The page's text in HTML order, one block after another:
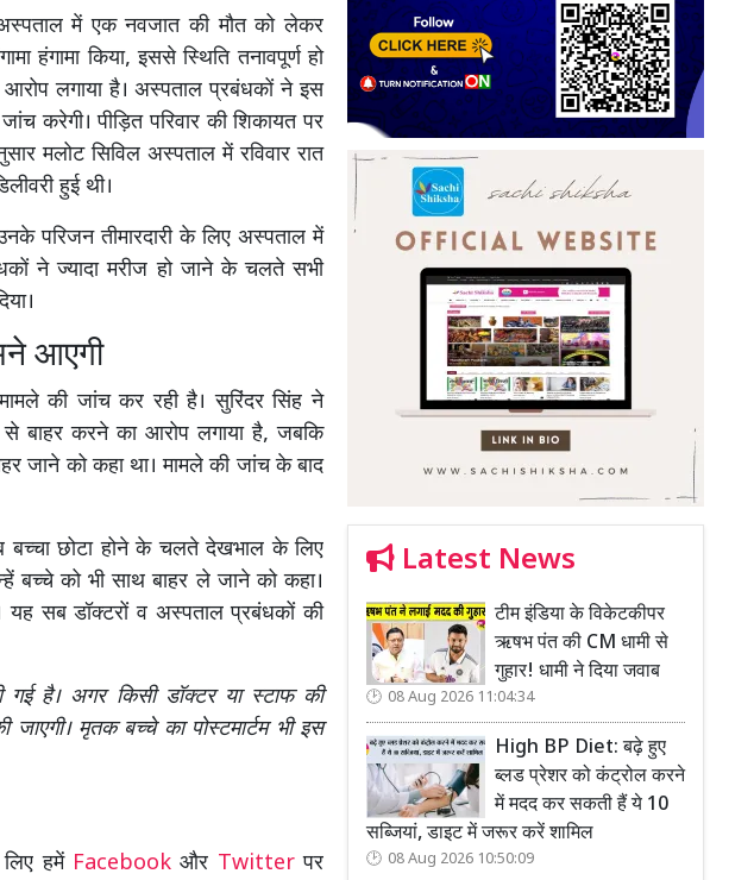
में एक नवजात की मौत को लेकर
हंगामा किया, इससे स्थिति तनावपूर्ण हो
आरोप लगाया है। अस्पताल प्रबंधकों ने इस
करेगी। पीड़ित परिवार की शिकायत पर
मलोट सिविल अस्पताल में रविवार रात
हुई थी।
परिजन तीमारदारी के लिए अस्पताल में
ने ज्यादा मरीज हो जाने के चलते सभी
आएगी
की जांच कर रही है। सुरिंदर सिंह ने
बाहर करने का आरोप लगाया है, जबकि
जाने को कहा था। मामले की जांच के बाद
बच्चा छोटा होने के चलते देखभाल के लिए
बच्चे को भी साथ बाहर ले जाने को कहा।
सब डॉक्टरों व अस्पताल प्रबंधकों की
है। अगर किसी डॉक्टर या स्टाफ की
मृतक बच्चे का पोस्टमार्टम भी इस
हमें Facebookऔर Twitterपर
Latest News
टीम इंडिया के विकेटकीपर
ऋषभ पंत की CM धामी से
गुहार! धामी ने दिया जवाब
08 Aug 2026 11:04:34
High BP Diet: बढ़े हुए
ब्लड प्रेशर को कंट्रोल करने
में मदद कर सकती हैं ये 10
सब्जियां, डाइट में जरूर करें शामिल
08 Aug 2026 10:50:09